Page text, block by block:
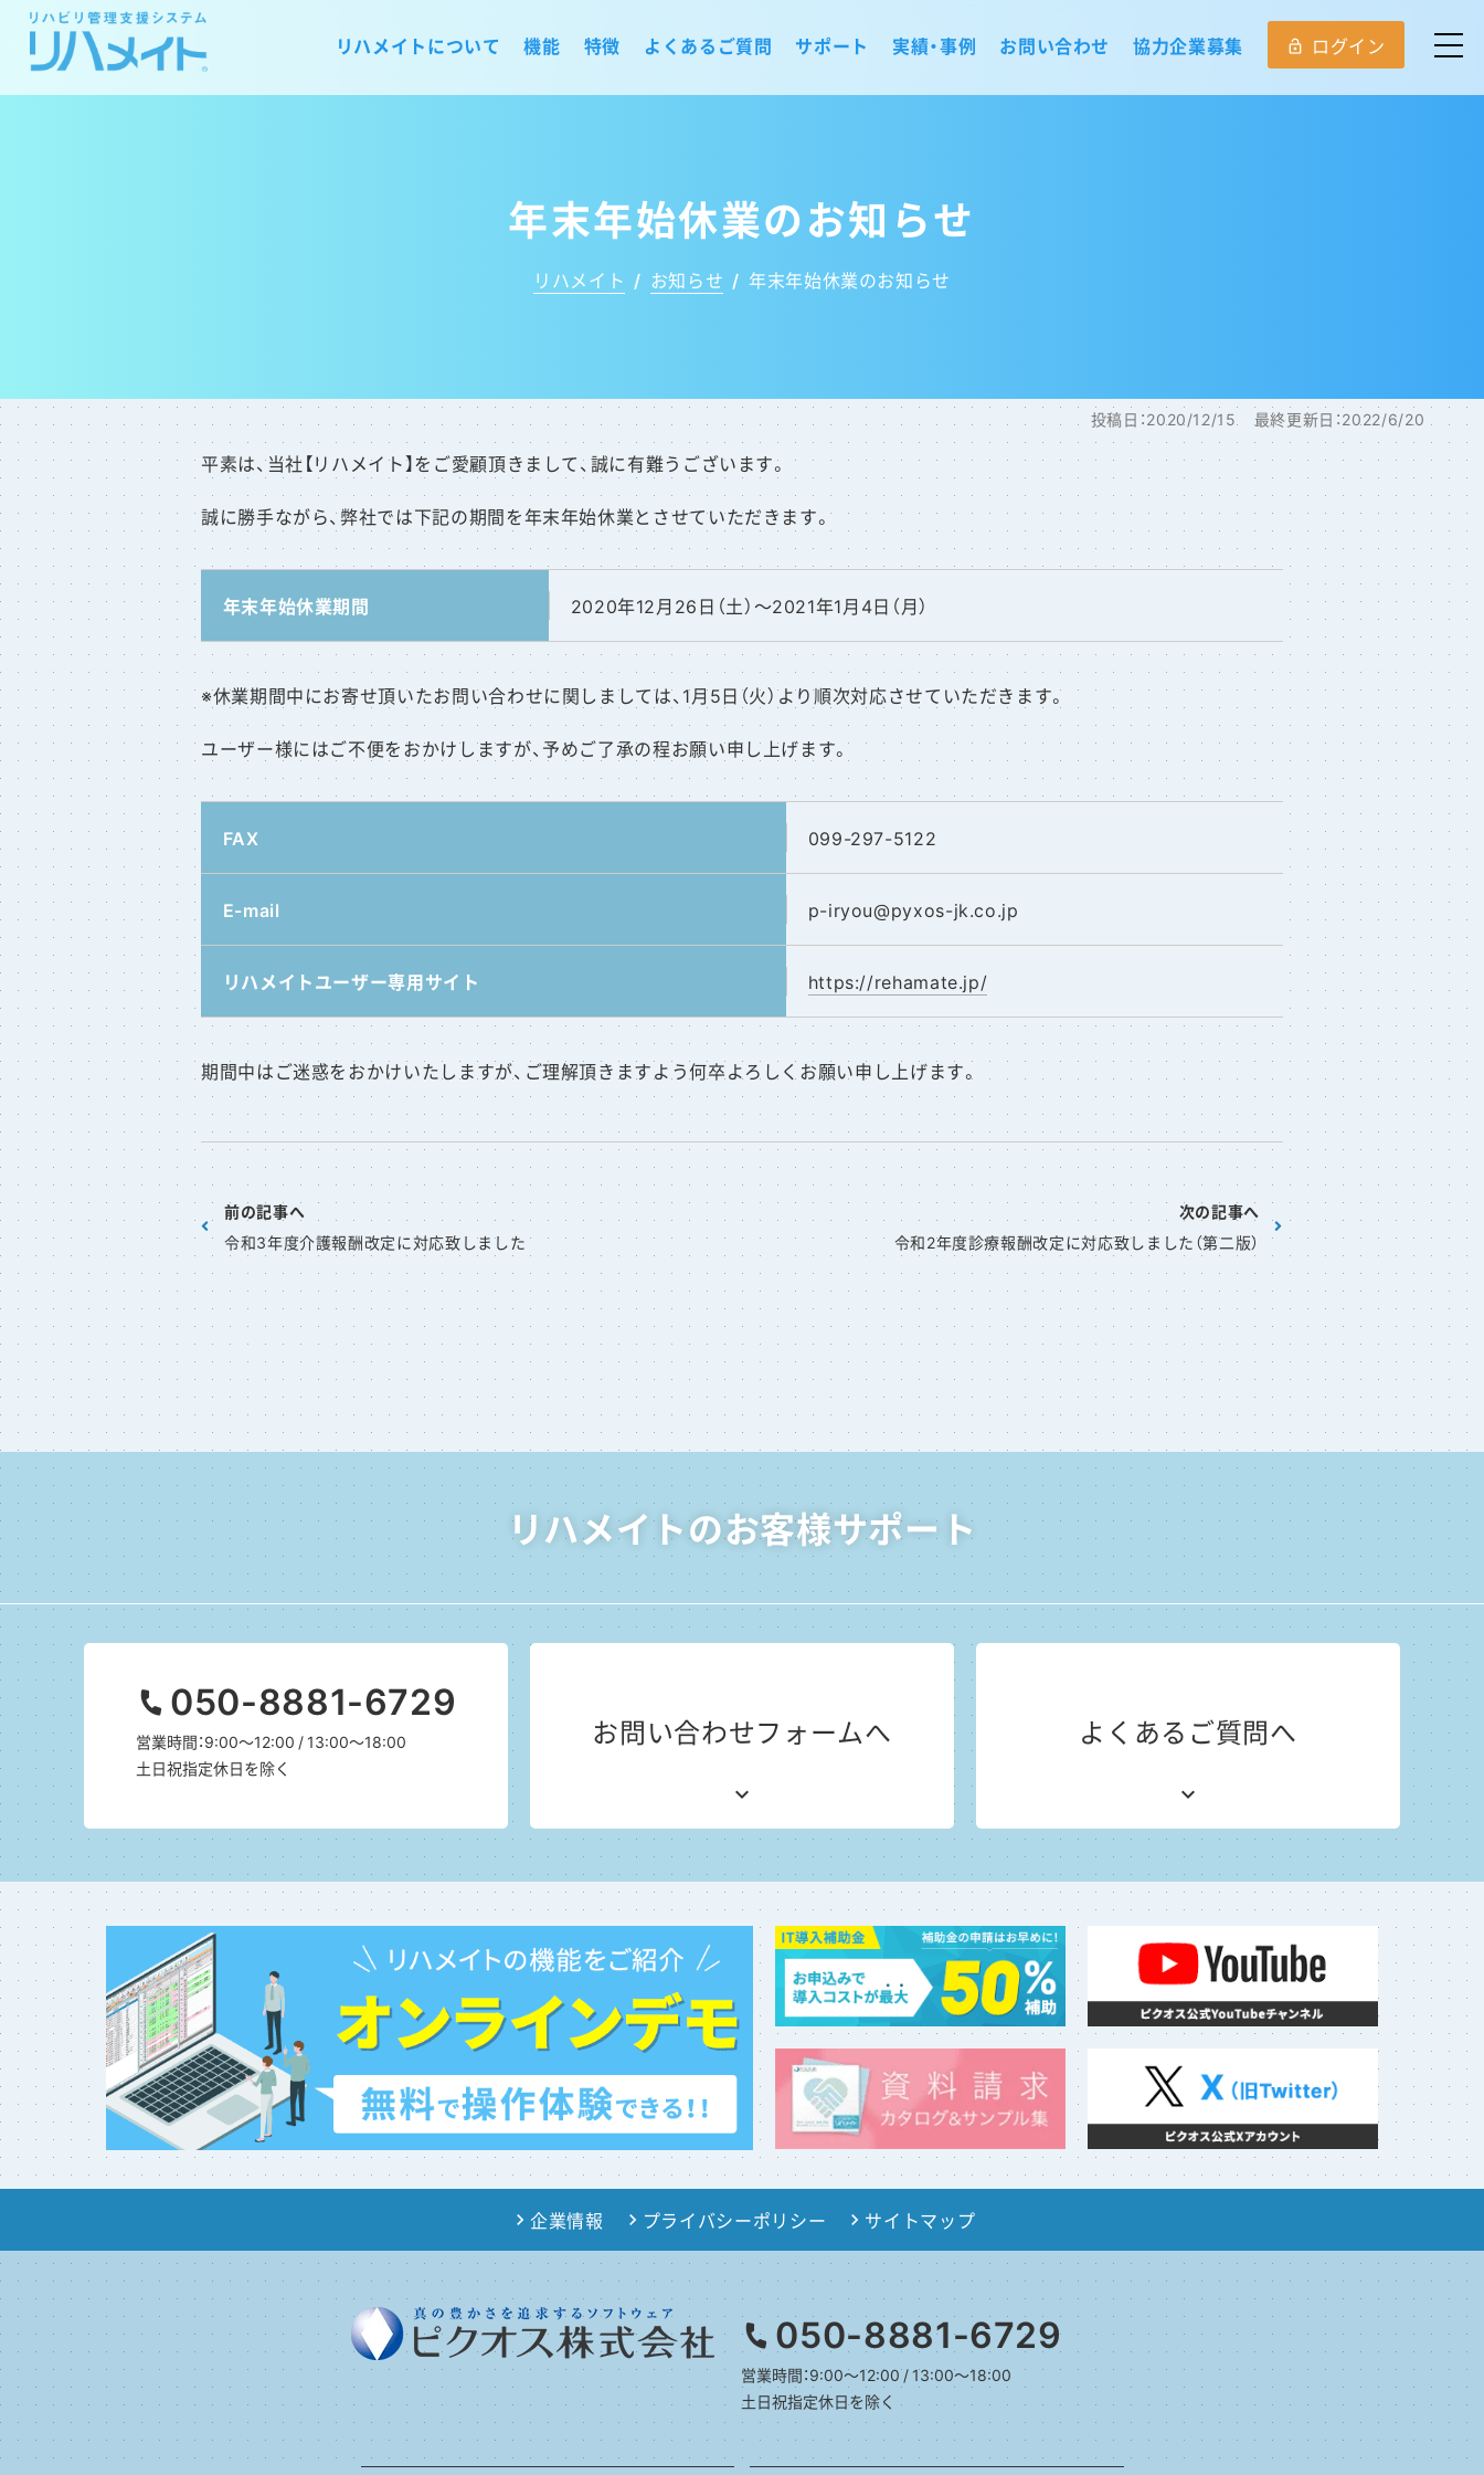
リハメイトについて 機能 特徴 よくあるご質問 サポート 実績・事例 お問い合わせ 協力企業募集 lock_open ログイン
年末年始休業のお知らせ
リハメイト / お知らせ / 年末年始休業のお知らせ
投稿日：2020/12/15 最終更新日：2022/6/20
平素は、当社【リハメイト】をご愛顧頂きまして、誠に有難うございます。
誠に勝手ながら、弊社では下記の期間を年末年始休業とさせていただきます。
年末年始休業期間 2020年12月26日（土）～2021年1月4日（月）
※休業期間中にお寄せ頂いたお問い合わせに関しましては、1月5日（火）より順次対応させていただきます。
ユーザー様にはご不便をおかけしますが、予めご了承の程お願い申し上げます。
FAX 099-297-5122
E-mail p-iryou@pyxos-jk.co.jp
リハメイトユーザー専用サイト https://rehamate.jp/
期間中はご迷惑をおかけいたしますが、ご理解頂きますよう何卒よろしくお願い申し上げます。
前の記事へ
令和3年度介護報酬改定に対応致しました
次の記事へ
令和2年度診療報酬改定に対応致しました（第二版）
リハメイトのお客様サポート
050-8881-6729
営業時間：9:00～12:00 / 13:00～18:00
土日祝指定休日を除く
お問い合わせフォームへ よくあるご質問へ
企業情報 プライバシーポリシー サイトマップ
050-8881-6729
営業時間：9:00～12:00 / 13:00～18:00
土日祝指定休日を除く